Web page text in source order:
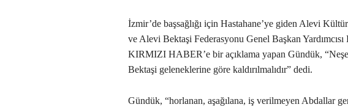
İzmir’de başsağlığı için Hastahane’ye giden Alevi
ve Alevi Bektaşi Federasyonu Genel Başkan
KIRMIZI HABER’e bir açıklama yapan Gündük,
Bektaşi geleneklerine göre kaldırılmalıdır” dedi.
Gündük, “horlanan, aşağılana, iş verilmeyen Abdallar